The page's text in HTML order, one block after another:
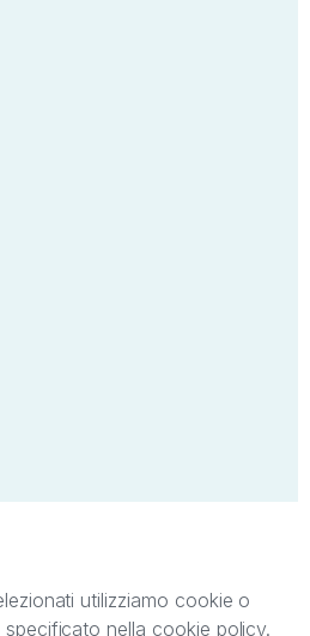
utilizziamo cookie o
nella cookie policy.